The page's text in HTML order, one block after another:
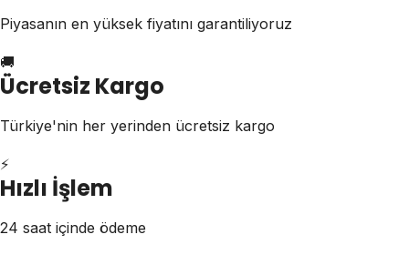
Piyasanın en yüksek fiyatını garantiliyoruz
🚚
Ücretsiz Kargo
Türkiye'nin her yerinden ücretsiz kargo
⚡
Hızlı İşlem
24 saat içinde ödeme